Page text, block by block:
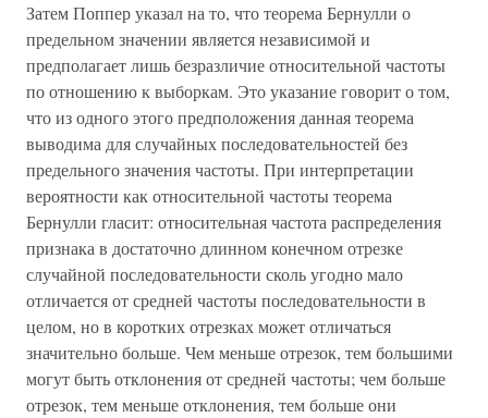
Затем Поппер указал на то, что теорема Бернулли о
предельном значении является независимой и
предполагает лишь безразличие относительной частоты
по отношению к выборкам. Это указание говорит о том,
что из одного этого предположения данная теорема
выводима для случайных последовательностей без
предельного значения частоты. При интерпретации
вероятности как относительной частоты теорема
Бернулли гласит: относительная частота распределения
признака в достаточно длинном конечном отрезке
случайной последовательности сколь угодно мало
отличается от средней частоты последовательности в
целом, но в коротких отрезках может отличаться
значительно больше. Чем меньше отрезок, тем большими
могут быть отклонения от средней частоты; чем больше
отрезок, тем меньше отклонения, тем больше они